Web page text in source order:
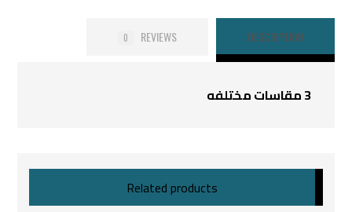
DESCRIPTION
REVIEWS
0
3 مقاسات مختلفه
Related products